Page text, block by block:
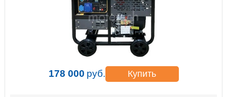
178 000 руб. Купить